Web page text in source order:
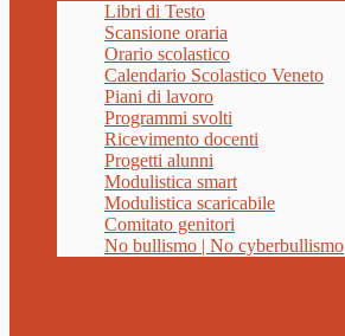
Libri di Testo
Scansione oraria
Orario scolastico
Calendario Scolastico Veneto
Piani di lavoro
Programmi svolti
Ricevimento docenti
Progetti alunni
Modulistica smart
Modulistica scaricabile
Comitato genitori
No bullismo | No cyberbullismo